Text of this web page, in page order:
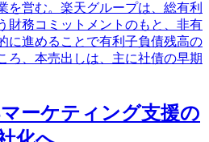
を営む。楽天グループは、総有利
財務コミットメントのもと、非有
に進めることで有利子負債残高の
ろ、本売出しは、主に社債の早期
ーケティング支援の